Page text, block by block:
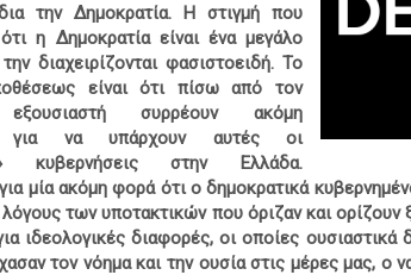
την Δημοκρατία. Η στιγμή που
η Δημοκρατία είναι ένα μεγάλο
διαχειρίζονται φασιστοειδή. Το
είναι ότι πίσω από τον
εξουσιαστή συρρέουν ακόμη
για να υπάρχουν αυτές οι
κυβερνήσεις στην Ελλάδα.
μία ακόμη φορά ότι ο δημοκρατικά
των υποτακτικών που όριζαν και ορίζουν
ιδεολογικές διαφορές, οι οποίες ουσιαστικά
τον νόημα και την ουσία στις μέρες μας, ο